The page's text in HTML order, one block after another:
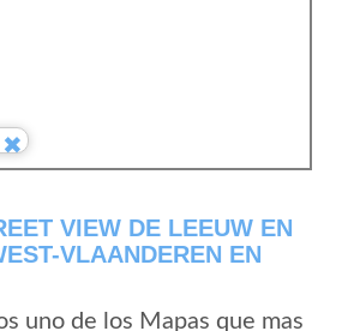
VIEW DE LEEUW EN
VLAANDEREN EN
uno de los Mapas que mas